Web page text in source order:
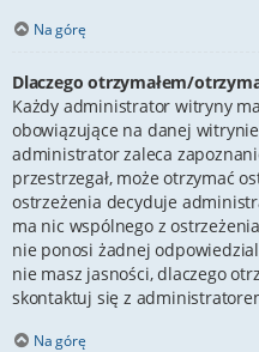
Na górę
Dlaczego otrzymałem/
Każdy administrator witryny
obowiązujące na danej
administrator zaleca
przestrzegał, może otrzymać
ostrzeżenia decyduje
ma nic wspólnego z
nie ponosi żadnej
nie masz jasności, dlaczego
skontaktuj się z
Na górę